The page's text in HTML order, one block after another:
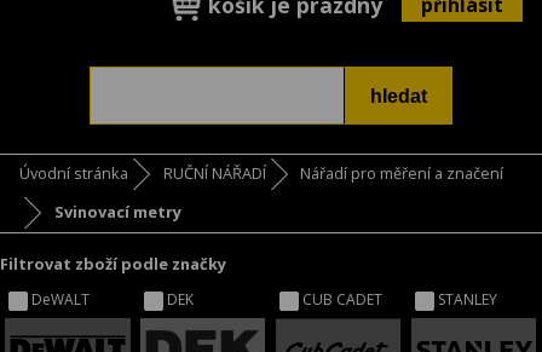
Úvodní stránka RUČNÍ NÁŘADÍ
Nářadí pro měření a značení
Svinovací metry
Filtrovat zboží podle značky
DeWALT DEK CUB CADET STANLEY